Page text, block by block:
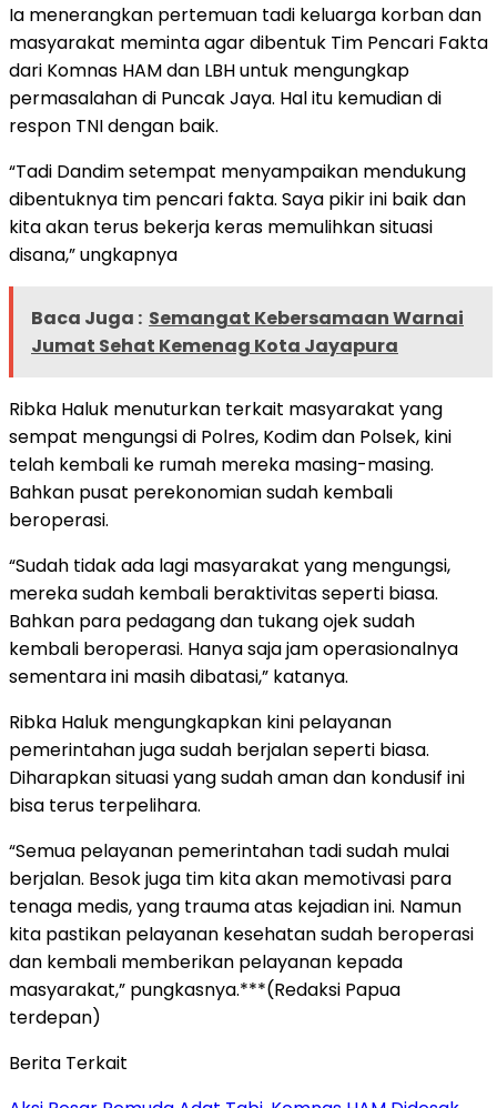
Ia menerangkan pertemuan tadi keluarga korban dan
masyarakat meminta agar dibentuk Tim Pencari Fakta
dari Komnas HAM dan LBH untuk mengungkap
permasalahan di Puncak Jaya. Hal itu kemudian di
respon TNI dengan baik.
“Tadi Dandim setempat menyampaikan mendukung
dibentuknya tim pencari fakta. Saya pikir ini baik dan
kita akan terus bekerja keras memulihkan situasi
disana,” ungkapnya
Baca Juga : Semangat Kebersamaan Warnai
Jumat Sehat Kemenag Kota Jayapura
Ribka Haluk menuturkan terkait masyarakat yang
sempat mengungsi di Polres, Kodim dan Polsek, kini
telah kembali ke rumah mereka masing-masing.
Bahkan pusat perekonomian sudah kembali
beroperasi.
“Sudah tidak ada lagi masyarakat yang mengungsi,
mereka sudah kembali beraktivitas seperti biasa.
Bahkan para pedagang dan tukang ojek sudah
kembali beroperasi. Hanya saja jam operasionalnya
sementara ini masih dibatasi,” katanya.
Ribka Haluk mengungkapkan kini pelayanan
pemerintahan juga sudah berjalan seperti biasa.
Diharapkan situasi yang sudah aman dan kondusif ini
bisa terus terpelihara.
“Semua pelayanan pemerintahan tadi sudah mulai
berjalan. Besok juga tim kita akan memotivasi para
tenaga medis, yang trauma atas kejadian ini. Namun
kita pastikan pelayanan kesehatan sudah beroperasi
dan kembali memberikan pelayanan kepada
masyarakat,” pungkasnya.***(Redaksi Papua
terdepan)
Berita Terkait